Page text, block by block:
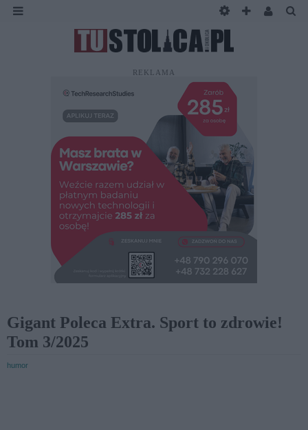
REKLAMA
Gigant Poleca Extra. Sport to zdrowie!
Tom 3/2025
humor